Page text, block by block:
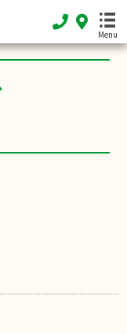
Menu